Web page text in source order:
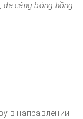
da căng bóng hồng
в направлении